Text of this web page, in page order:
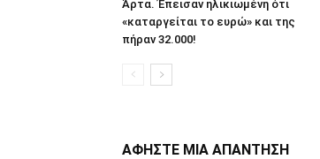
Άρτα. Έπεισαν ηλικιωμένη ότι
«καταργείται το ευρώ» και της
πήραν 32.000!
ΑΦΗΣΤΕ ΜΙΑ ΑΠΑΝΤΗΣΗ